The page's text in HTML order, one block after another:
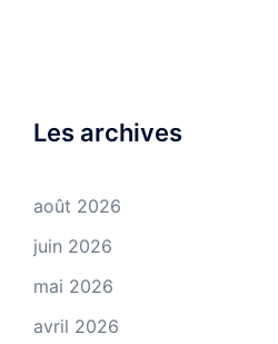
Les archives
août 2026
juin 2026
mai 2026
avril 2026